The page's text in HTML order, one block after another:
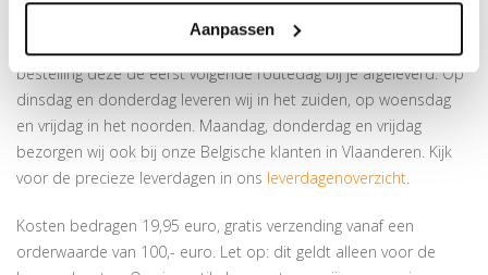
Aanpassen
VERZENDING VAN LANGE LENGTES
Wanneer je vóór 17uur online besteld en betaald wordt jouw
bestelling deze de eerst volgende routedag bij je afgeleverd. Op
dinsdag en donderdag leveren wij in het zuiden, op woensdag
en vrijdag in het noorden. Maandag, donderdag en vrijdag
bezorgen wij ook bij onze Belgische klanten in Vlaanderen. Kijk
voor de precieze leverdagen in ons leverdagenoverzicht.
Kosten bedragen 19,95 euro, gratis verzending vanaf een
orderwaarde van 100,- euro. Let op: dit geldt alleen voor de